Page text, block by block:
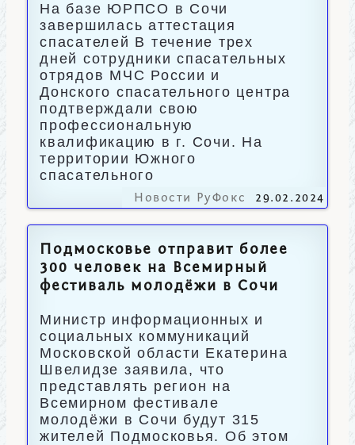
На базе ЮРПСО в Сочи
завершилась аттестация
спасателей В течение трех
дней сотрудники спасательных
отрядов МЧС России и
Донского спасательного центра
подтверждали свою
профессиональную
квалификацию в г. Сочи. На
территории Южного
спасательного
Новости РуФокс 29.02.2024
Подмосковье отправит более
300 человек на Всемирный
фестиваль молодёжи в Сочи
Министр информационных и
социальных коммуникаций
Московской области Екатерина
Швелидзе заявила, что
представлять регион на
Всемирном фестивале
молодёжи в Сочи будут 315
жителей Подмосковья. Об этом